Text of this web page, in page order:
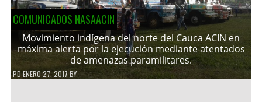
COMUNICADOS NASAACIN
Movimiento indígena del norte del Cauca ACIN en
máxima alerta por la ejecución mediante atentados
de amenazas paramilitares.
PDENERO 27, 2017 BY